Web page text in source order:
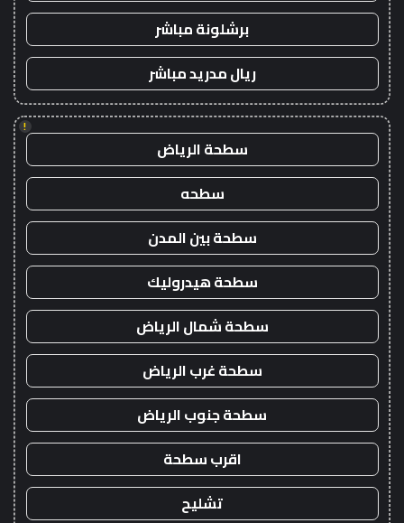
برشلونة مباشر
ريال مدريد مباشر
!
سطحة الرياض
سطحه
سطحة بين المدن
سطحة هيدروليك
سطحة شمال الرياض
سطحة غرب الرياض
سطحة جنوب الرياض
اقرب سطحة
تشليح